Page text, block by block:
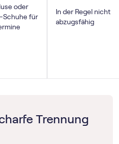
oder
Schuhe für
In der Regel nicht
abzugsfähig
Trennung